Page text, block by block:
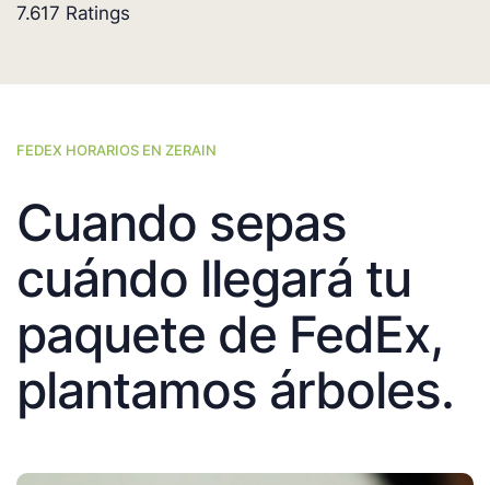
7.617 Ratings
FEDEX HORARIOS EN ZERAIN
Cuando sepas
cuándo llegará tu
paquete de FedEx,
plantamos árboles.